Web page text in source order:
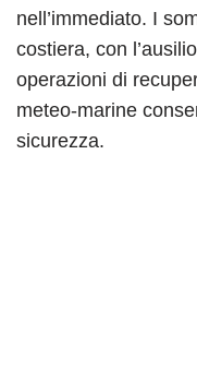
nell’immediato. I
costiera, con
operazioni di
meteo-marine
sicurezza.